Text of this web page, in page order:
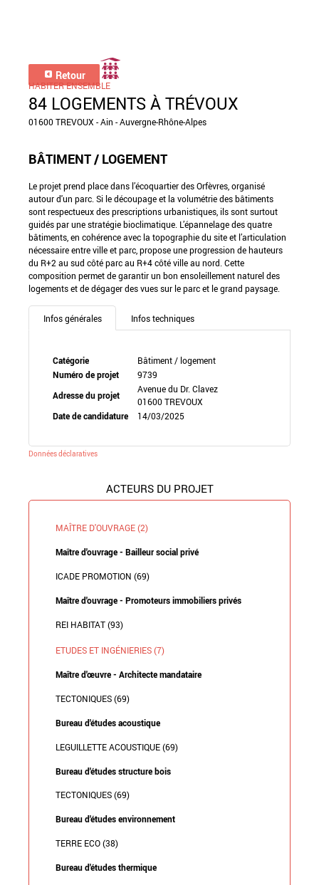
Retour
HABITER ENSEMBLE
84 LOGEMENTS À TRÉVOUX
01600 TREVOUX - Ain - Auvergne-Rhône-Alpes
BÂTIMENT / LOGEMENT
Le projet prend place dans l’écoquartier des Orfèvres, organisé
autour d'un parc. Si le découpage et la volumétrie des bâtiments
sont respectueux des prescriptions urbanistiques, ils sont surtout
guidés par une stratégie bioclimatique. L’épannelage des quatre
bâtiments, en cohérence avec la topographie du site et l’articulation
nécessaire entre ville et parc, propose une progression de hauteurs
du R+2 au sud côté parc au R+4 côté ville au nord. Cette
composition permet de garantir un bon ensoleillement naturel des
logements et de dégager des vues sur le parc et le grand paysage.
Infos générales Infos techniques
Catégorie
Bâtiment / logement
Numéro de projet
9739
Adresse du projet
Avenue du Dr. Clavez
01600 TREVOUX
Date de candidature
14/03/2025
Données déclaratives
ACTEURS DU PROJET
MAÎTRE D'OUVRAGE (2)
Maître d'ouvrage - Bailleur social privé
ICADE PROMOTION (69)
Maître d'ouvrage - Promoteurs immobiliers privés
REI HABITAT (93)
ETUDES ET INGÉNIERIES (7)
Maître d'œuvre - Architecte mandataire
TECTONIQUES (69)
Bureau d'études acoustique
LEGUILLETTE ACOUSTIQUE (69)
Bureau d'études structure bois
TECTONIQUES (69)
Bureau d'études environnement
TERRE ECO (38)
Bureau d'études thermique